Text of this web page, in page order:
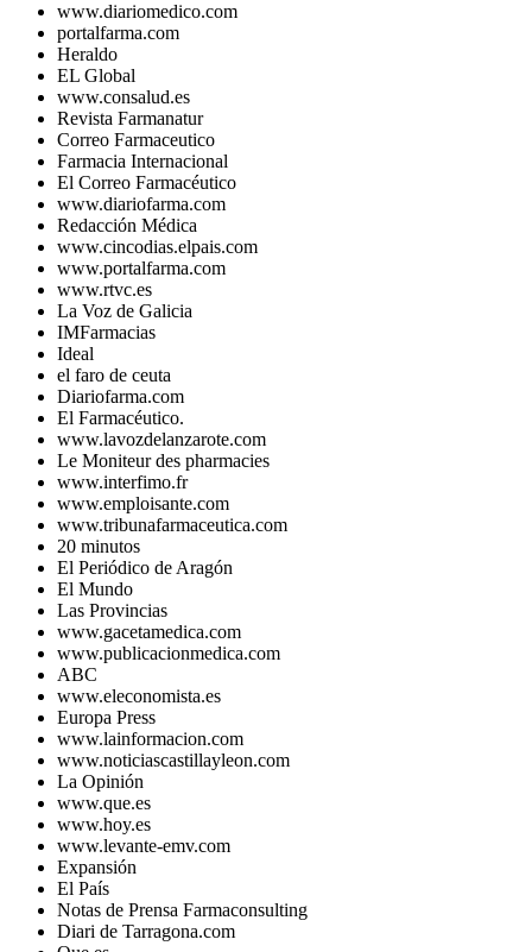
www.diariomedico.com
portalfarma.com
Heraldo
EL Global
www.consalud.es
Revista Farmanatur
Correo Farmaceutico
Farmacia Internacional
El Correo Farmacéutico
www.diariofarma.com
Redacción Médica
www.cincodias.elpais.com
www.portalfarma.com
www.rtvc.es
La Voz de Galicia
IMFarmacias
Ideal
el faro de ceuta
Diariofarma.com
El Farmacéutico.
www.lavozdelanzarote.com
Le Moniteur des pharmacies
www.interfimo.fr
www.emploisante.com
www.tribunafarmaceutica.com
20 minutos
El Periódico de Aragón
El Mundo
Las Provincias
www.gacetamedica.com
www.publicacionmedica.com
ABC
www.eleconomista.es
Europa Press
www.lainformacion.com
www.noticiascastillayleon.com
La Opinión
www.que.es
www.hoy.es
www.levante-emv.com
Expansión
El País
Notas de Prensa Farmaconsulting
Diari de Tarragona.com